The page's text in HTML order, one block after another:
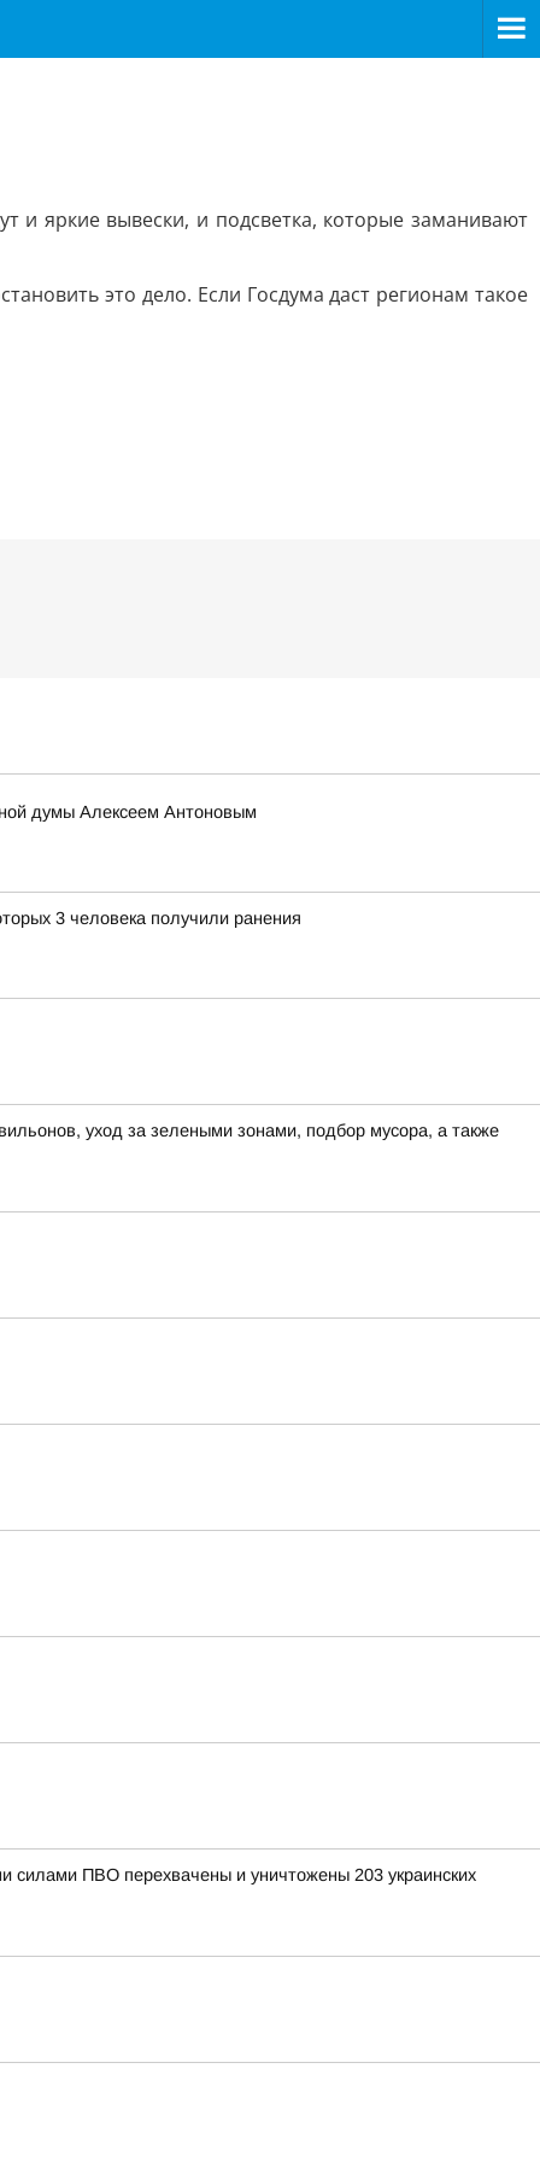
и яркие вывески, и подсветка, которые заманивают
это дело. Если Госдума даст регионам такое
думы Алексеем Антоновым
3 человека получили ранения
уход за зелеными зонами, подбор мусора, а также
силами ПВО перехвачены и уничтожены 203 украинских